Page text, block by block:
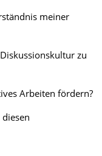
meiner
zu
Arbeiten fördern?